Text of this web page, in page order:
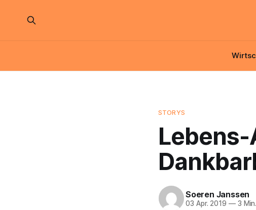
STORYS
Lebens-
Soeren Janssen
03 Apr. 2019 —3